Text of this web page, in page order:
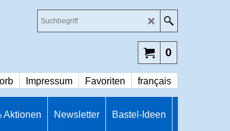
0
Impressum Favoriten français
Aktionen Newsletter Bastel-Ideen